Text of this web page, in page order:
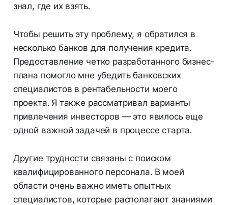
знал, где их взять.
Чтобы решить эту проблему, я обратился в
несколько банков для получения кредита.
Предоставление четко разработанного бизнес-
плана помогло мне убедить банковских
специалистов в рентабельности моего
проекта. Я также рассматривал варианты
привлечения инвесторов — это явилось еще
одной важной задачей в процессе старта.
Другие трудности связаны с поиском
квалифицированного персонала. В моей
области очень важно иметь опытных
специалистов, которые располагают знаниями